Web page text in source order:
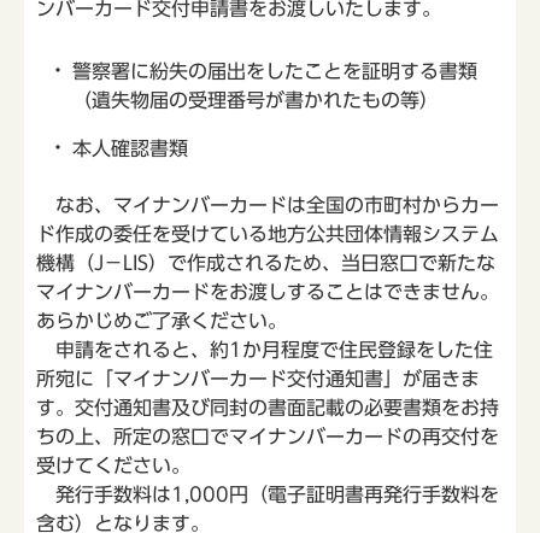
ンバーカード交付申請書をお渡しいたします。
警察署に紛失の届出をしたことを証明する書類
（遺失物届の受理番号が書かれたもの等）
本人確認書類
なお、マイナンバーカードは全国の市町村からカー
ド作成の委任を受けている地方公共団体情報システム
機構（J－LIS）で作成されるため、当日窓口で新たな
マイナンバーカードをお渡しすることはできません。
あらかじめご了承ください。
申請をされると、約1か月程度で住民登録をした住
所宛に「マイナンバーカード交付通知書」が届きま
す。交付通知書及び同封の書面記載の必要書類をお持
ちの上、所定の窓口でマイナンバーカードの再交付を
受けてください。
発行手数料は1,000円（電子証明書再発行手数料を
含む）となります。